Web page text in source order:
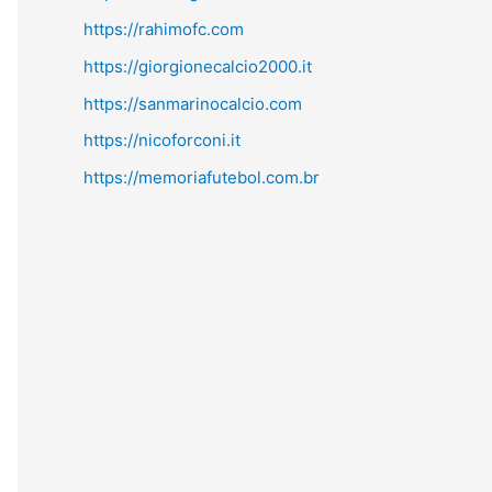
https://rahimofc.com
https://giorgionecalcio2000.it
https://sanmarinocalcio.com
https://nicoforconi.it
https://memoriafutebol.com.br